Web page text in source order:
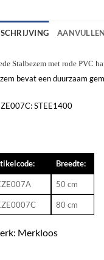
Stalbezem met rode PVC
bevat een duurzaam
STEE1400
Breedte:
50 cm
80 cm
Merkloos